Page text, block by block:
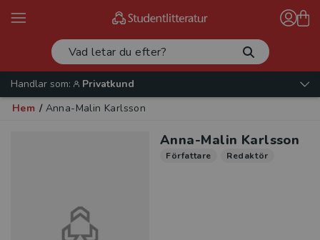
Handlar som:
Privatkund
Hem / Anna-Malin Karlsson
Anna-Malin Karlsson
Författare Redaktör